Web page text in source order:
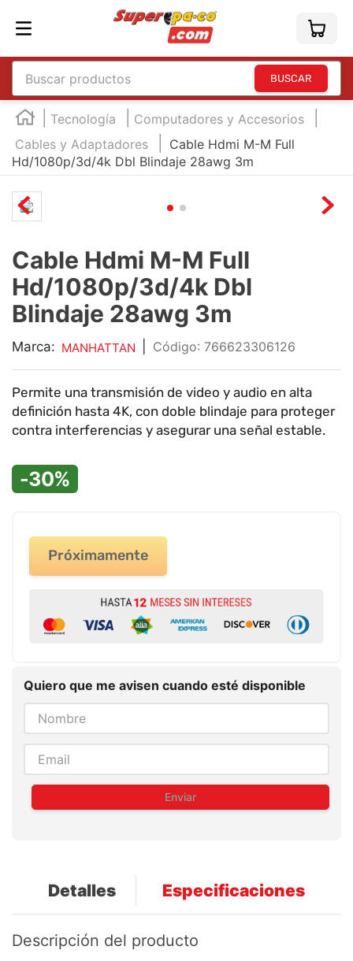
Buscar productos
Tecnología
Computadores y Accesorios
Cables y Adaptadores
Cable Hdmi M-M Full
Hd/1080p/3d/4k Dbl Blindaje 28awg 3m
Cable Hdmi M-M Full
Hd/1080p/3d/4k Dbl
Blindaje 28awg 3m
Marca: MANHATTAN : 766623306126
Permite una transmisión de video y audio en alta
definición hasta 4K, con doble blindaje para proteger
contra interferencias y asegurar una señal estable.
-30%
Próximamente
Quiero que me avisen cuando esté disponible
Enviar
Detalles Especificaciones
Descripción del producto
TÉRMINOS MÁS BUSCADOS
1.
england
2.
marcador e300
3.
4.
.
marcadores
7.
audifonos
teclado
impresora
calculadora